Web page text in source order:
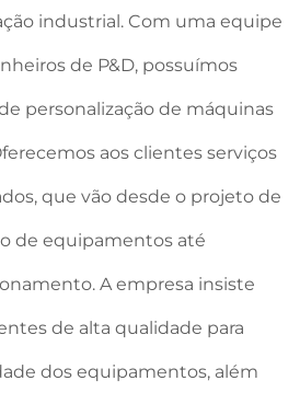
industrial. Com uma equipe
de P&D, possuímos
personalização de máquinas
aos clientes serviços
que vão desde o projeto de
de equipamentos até
A empresa insiste
de alta qualidade para
dos equipamentos, além